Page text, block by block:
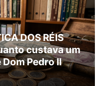
DOS RÉIS
custava um
Pedro II